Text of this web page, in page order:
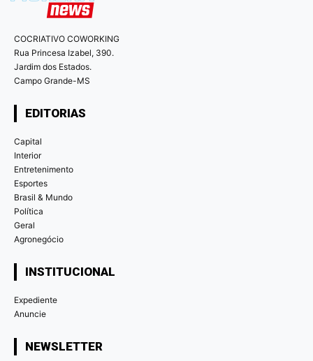
COCRIATIVO COWORKING
Rua Princesa Izabel, 390.
Jardim dos Estados.
Campo Grande-MS
EDITORIAS
Capital
Interior
Entretenimento
Esportes
Brasil & Mundo
Política
Geral
Agronegócio
INSTITUCIONAL
Expediente
Anuncie
NEWSLETTER